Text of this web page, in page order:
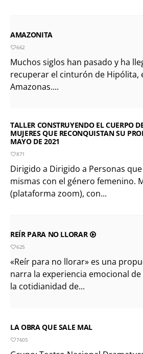
AMAZONITA
662
Muchos siglos han pasado y ha
recuperar el cinturón de Hipólita,
Amazonas....
TALLER CONSTRUYENDO EL CUERPO
MUJERES QUE RECONQUISTAN SU
MAYO DE 2021
871
Dirigido a Dirigido a Personas
mismas con el género femenino.
(plataforma zoom), con...
REÍR PARA NO LLORAR
625
«Reír para no llorar» es una
narra la experiencia emocional
la cotidianidad de...
LA OBRA QUE SALE MAL
7605